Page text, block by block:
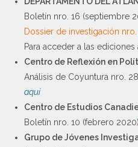
Boletín nro. 16 (septiembre
Dossier de investigación
Para acceder a las ediciones
Centro de Reflexión en
Análisis de Coyuntura nro.
aquí
Centro de Estudios
Boletín nro. 10 (febrero 2020)
Grupo de Jóvenes